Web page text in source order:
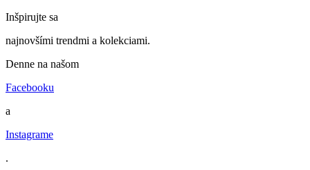
Inšpirujte sa
najnovšími trendmi a kolekciami.
Denne na našom
Facebooku
a
Instagrame
.